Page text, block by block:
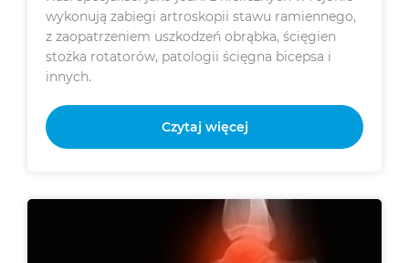
wykonują zabiegi artroskopii stawu ramiennego,
z zaopatrzeniem uszkodzeń obrąbka, ścięgien
stożka rotatorów, patologii ścięgna bicepsa i
innych.
Czytaj więcej